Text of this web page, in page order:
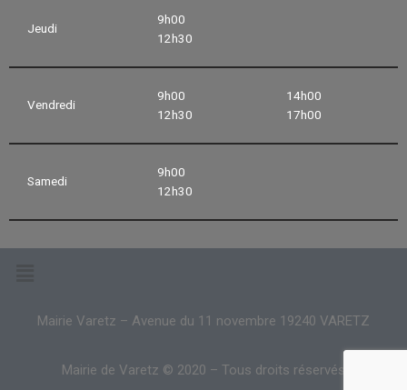
Jeudi
9h00
12h30
Vendredi
9h00
12h30
14h00
17h00
Samedi
9h00
12h30
Mairie Varetz – Avenue du 11 novembre 19240 VARETZ
Mairie de Varetz © 2020 – Tous droits réservés